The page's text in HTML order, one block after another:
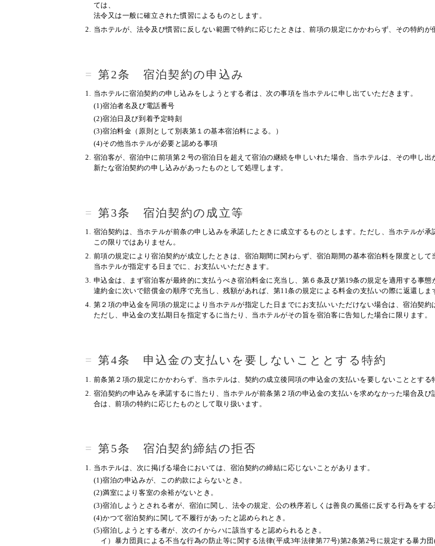
ては、
法令又は一般に確立された慣習によるものとします。
当ホテルが、法令及び慣習に反しない範囲で特約に応じたときは、前項の規定にかかわらず、その特約が
第2条 宿泊契約の申込み
当ホテルに宿泊契約の申し込みをしようとする者は、次の事項を当ホテルに申し出ていただきます。
(1)宿泊者名及び電話番号
(2)宿泊日及び到着予定時刻
(3)宿泊料金（原則として別表第１の基本宿泊料による。）
(4)その他当ホテルが必要と認める事項
宿泊客が、宿泊中に前項第２号の宿泊日を超えて宿泊の継続を申しいれた場合、当ホテルは、その申し出
新たな宿泊契約の申し込みがあったものとして処理します。
第3条 宿泊契約の成立等
宿泊契約は、当ホテルが前条の申し込みを承諾したときに成立するものとします。ただし、当ホテルが承
この限りではありません。
前項の規定により宿泊契約が成立したときは、宿泊期間に関わらず、宿泊期間の基本宿泊料を限度として
当ホテルが指定する日までに、お支払いいただきます。
申込金は、まず宿泊客が最終的に支払うべき宿泊料金に充当し、第６条及び第19条の規定を適用する事態
違約金に次いで賠償金の順序で充当し、残額があれば、第11条の規定による料金の支払いの際に返還しま
第２項の申込金を同項の規定により当ホテルが指定した日までにお支払いいただけない場合は、宿泊契約
ただし、申込金の支払期日を指定するに当たり、当ホテルがその旨を宿泊客に告知した場合に限ります。
第4条 申込金の支払いを要しないこととする特約
前条第２項の規定にかかわらず、当ホテルは、契約の成立後同項の申込金の支払いを要しないこととする
宿泊契約の申込みを承諾するに当たり、当ホテルが前条第２項の申込金の支払いを求めなかった場合及
合は、前項の特約に応じたものとして取り扱います。
第5条 宿泊契約締結の拒否
当ホテルは、次に掲げる場合においては、宿泊契約の締結に応じないことがあります。
(1)宿泊の申込みが、この約款によらないとき。
(2)満室により客室の余裕がないとき。
(3)宿泊しようとされる者が、宿泊に関し、法令の規定、公の秩序若しくは善良の風俗に反する行為をする
(4)かつて宿泊契約に関して不履行があったと認められとき。
(5)宿泊しようとする者が、次のイからハに該当すると認められるとき。
イ）暴力団員による不当な行為の防止等に関する法律(平成3年法律第77号)第2条第2号に規定する暴力団